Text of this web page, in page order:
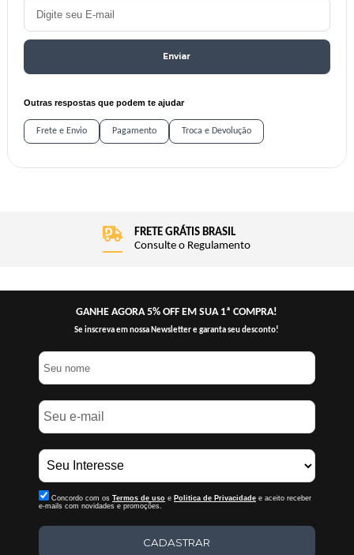
Enviar
Outras respostas que podem te ajudar
Frete e Envio Pagamento Troca e Devolução
FRETE GRÁTIS BRASIL
Consulte o Regulamento
GANHE AGORA 5% OFF EM SUA 1ª COMPRA!
Se inscreva em nossa Newsletter e garanta seu desconto!
Concordo com os Termos de uso e Politica de Privacidadee aceito receber
e-mails com novidades e promoções.
CADASTRAR